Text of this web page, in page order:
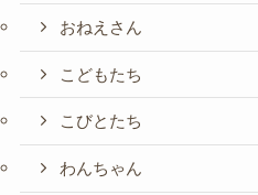
おねえさん
こどもたち
こびとたち
わんちゃん